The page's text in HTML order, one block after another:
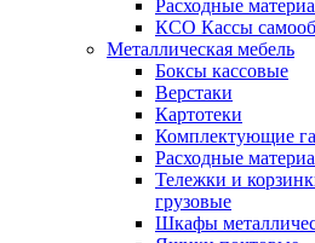
Расходные
КСО Кассы
Металлическая мебель
Боксы кассовые
Верстаки
Картотеки
Комплектующие
Расходные
Тележки и
грузовые
Шкафы